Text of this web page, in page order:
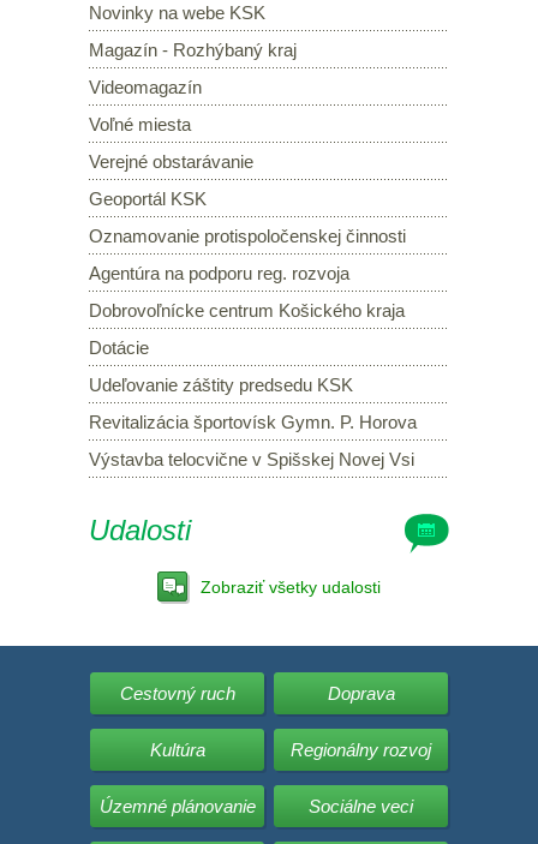
Novinky na webe KSK
Magazín - Rozhýbaný kraj
Videomagazín
Voľné miesta
Verejné obstarávanie
Geoportál KSK
Oznamovanie protispoločenskej činnosti
Agentúra na podporu reg. rozvoja
Dobrovoľnícke centrum Košického kraja
Dotácie
Udeľovanie záštity predsedu KSK
Revitalizácia športovísk Gymn. P. Horova
Výstavba telocvične v Spišskej Novej Vsi
Udalosti
Zobraziť všetky udalosti
Cestovný ruch Doprava
Kultúra Regionálny rozvoj
Územné plánovanie Sociálne veci